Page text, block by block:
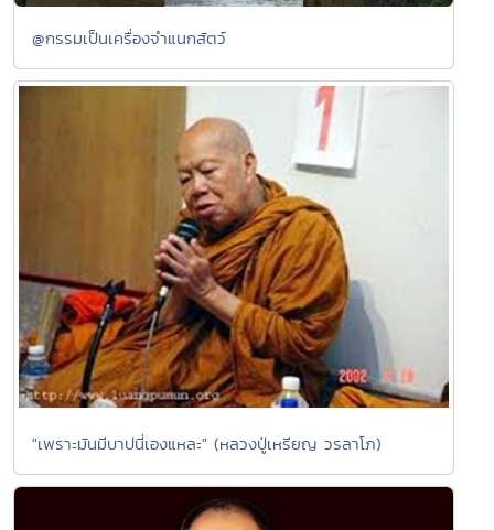
@กรรมเป็นเครื่องจำแนกสัตว์
"เพราะมันมีบาปนี่เองแหละ" (หลวงปู่เหรียญ วรลาโภ)